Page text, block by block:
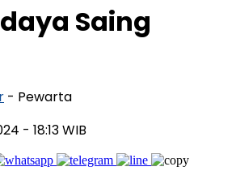
Saing
- Pewarta
- 18:13 WIB